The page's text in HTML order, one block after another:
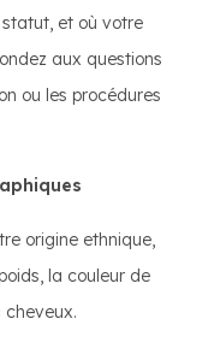
et où votre
aux questions
ou les procédures
origine ethnique,
la couleur de